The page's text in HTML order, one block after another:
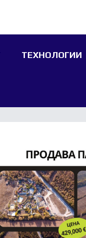
ТЕХНОЛОГИИ